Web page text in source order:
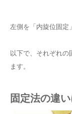
左側を「内旋位固定
以下で、それぞれ
ます。
固定法の違